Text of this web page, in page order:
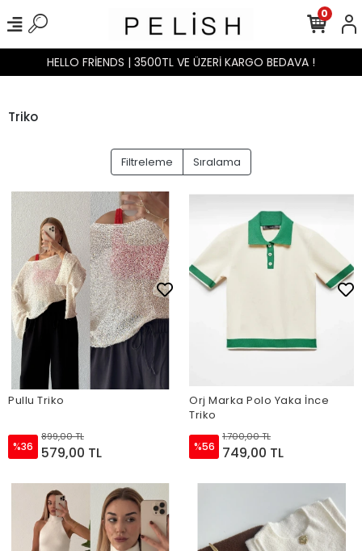
HELLO FRİENDS | 3500TL VE ÜZERİ KARGO BEDAVA !
0
Triko
Filtreleme Sıralama
Pullu Triko
%36
899,00 TL
579,00 TL
Orj Marka Polo Yaka İnce
Triko
%56
1.700,00 TL
749,00 TL